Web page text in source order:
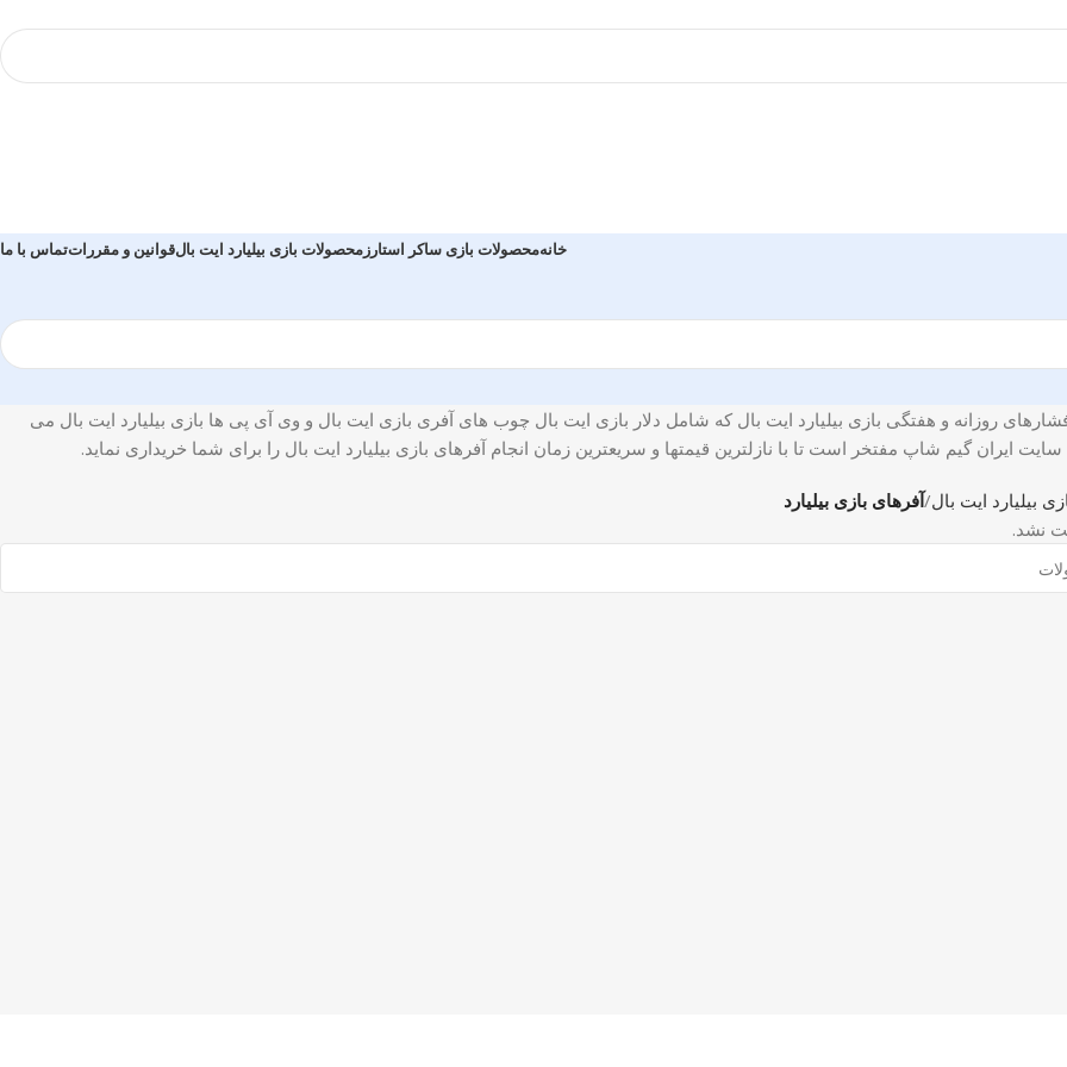
خانهمحصولات بازی ساکر استارز محصولات بازی بیلیارد ایت بالقوانین و مقرراتتماس با ما
روزانه و هفتگی بازی بیلیارد ایت بال که شامل دلار بازی ایت بال چوب های آفری بازی ایت بال و وی آی پی ها بازی بیلیارد ایت بال می
سایت ایران گیم شاپ مفتخر است تا با نازلترین قیمتها و سریعترین زمان انجام آفرهای بازی بیلیارد ایت بال را برای شما خریداری نماید.
بیلیارد ایت بال آفرهای بازی بیلیارد
نشد.